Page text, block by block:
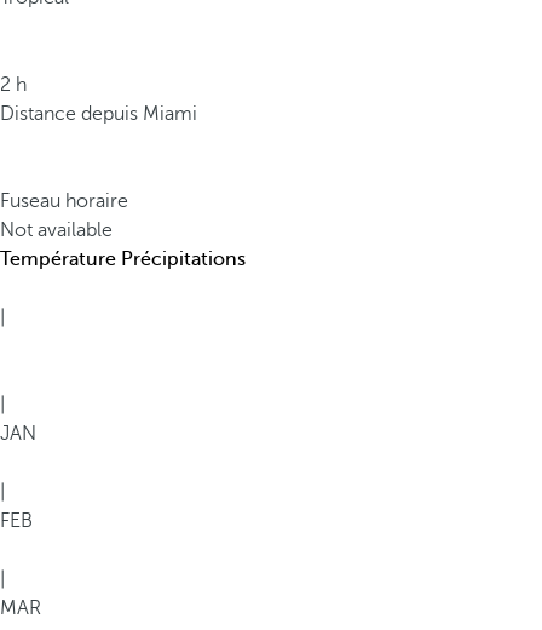
2 h
Distance depuis Miami
Fuseau horaire
Not available
Température Précipitations
JAN
FEB
MAR